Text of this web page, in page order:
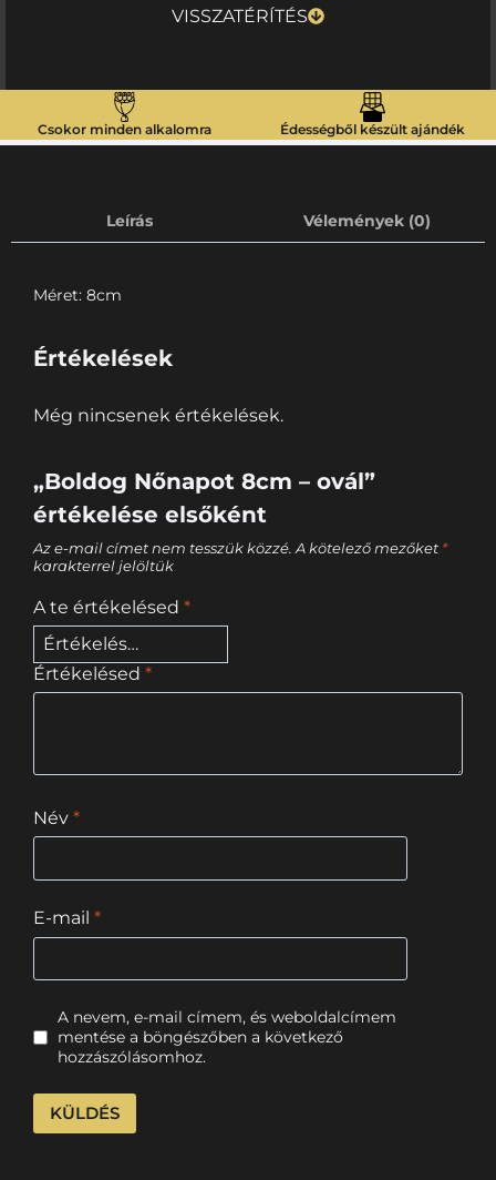
VISSZATÉRÍTÉS
Csokor minden alkalomra Édességből készült ajándék
Leírás Vélemények (0)
Méret: 8cm
Értékelések
Még nincsenek értékelések.
„Boldog Nőnapot 8cm – ovál”
értékelése elsőként
Az e-mail címet nem tesszük közzé. A kötelező mezőket *
karakterrel jelöltük
A te értékelésed *
Értékelésed *
Név *
E-mail *
A nevem, e-mail címem, és weboldalcímem
mentése a böngészőben a következő
hozzászólásomhoz.